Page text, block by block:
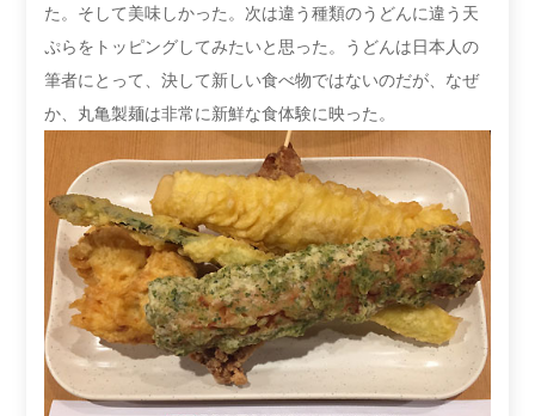
た。そして美味しかった。次は違う種類のうどんに違う天
ぷらをトッピングしてみたいと思った。うどんは日本人の
筆者にとって、決して新しい食べ物ではないのだが、なぜ
か、丸亀製麺は非常に新鮮な食体験に映った。